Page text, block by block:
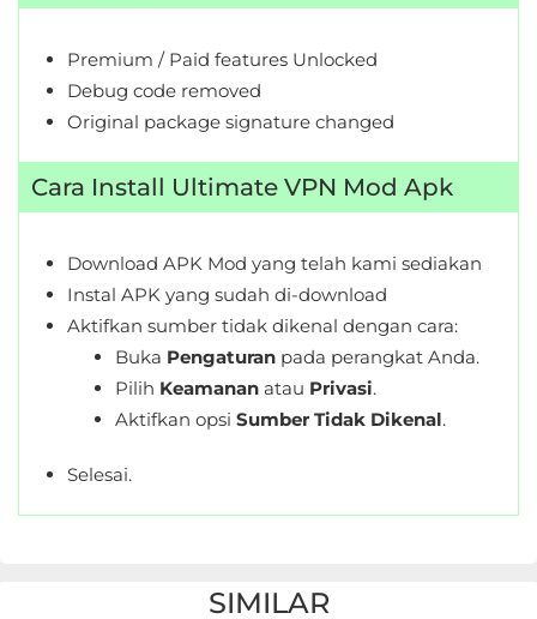
Premium / Paid features Unlocked
Debug code removed
Original package signature changed
Cara Install Ultimate VPN Mod Apk
Download APK Mod yang telah kami sediakan
Instal APK yang sudah di-download
Aktifkan sumber tidak dikenal dengan cara:
Buka Pengaturan pada perangkat Anda.
Pilih Keamanan atau Privasi.
Aktifkan opsi Sumber Tidak Dikenal.
Selesai.
SIMILAR